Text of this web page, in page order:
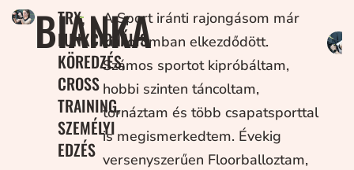
BIANKA
TRX,
FUNKCIONÁLIS
KÖREDZÉS,
CROSS
TRAINING,
SZEMÉLYI
EDZÉS
A Sport iránti rajongásom már
kiskoromban elkezdődött.
Számos sportot kipróbáltam,
hobbi szinten táncoltam,
tornáztam és több csapatsporttal
is megismerkedtem. Évekig
versenyszerűen Floorballoztam,